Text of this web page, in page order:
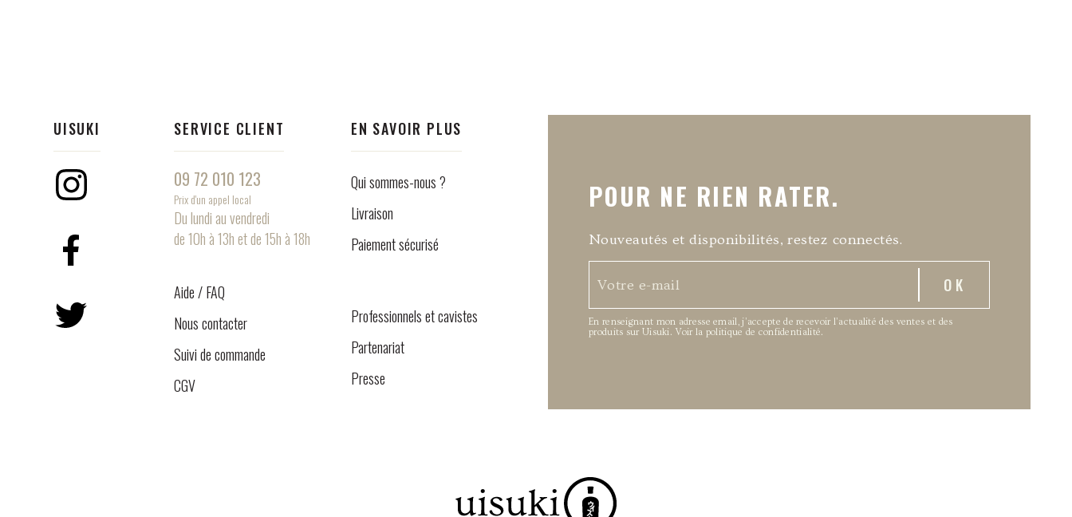
UISUKI SERVICE CLIENT
09 72 010 123
Prix d'un appel local
Du lundi au vendredi
de 10h à 13h et de 15h à 18h
Aide / FAQ
Nous contacter
Suivi de commande
CGV
EN SAVOIR PLUS
Qui sommes-nous ?
Livraison
Paiement sécurisé
Professionnels et cavistes
Partenariat
Presse
POUR NE RIEN RATER.
Nouveautés et disponibilités, restez connectés.
En renseignant mon adresse email, j’accepte de recevoir l’actualité des ventes et des
produits sur Uisuki. Voir la politique de confidentialité.